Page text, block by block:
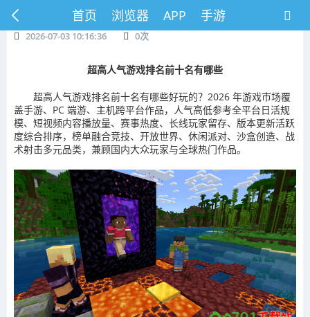
首页 浏览器 APP 手游
2026-07-03 10:16:36 0次
超高人气游戏排名前十名有哪些
超高人气游戏排名前十名有哪些好玩的？2026 年游戏市场覆
盖手游、PC 端游、主机跨平台作品，人气高低参考全平台日活规
模、短视频内容播放量、赛事热度、长线玩家留存、版本更新活跃
度综合排序，榜单融合竞技、开放世界、休闲派对、沙盒创造、战
术射击多元品类，兼顾国内大众玩家与全球热门作品。